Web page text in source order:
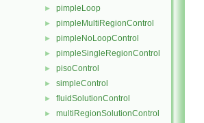
► pimpleLoop
► pimpleMultiRegionControl
► pimpleNoLoopControl
► pimpleSingleRegionControl
► pisoControl
► simpleControl
► fluidSolutionControl
► multiRegionSolutionControl